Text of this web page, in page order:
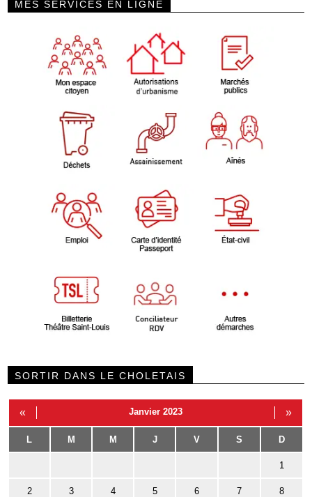
MES SERVICES EN LIGNE
SORTIR DANS LE CHOLETAIS
« Janvier 2023 »
L M M J V S D
1
2 3 4 5 6 7 8